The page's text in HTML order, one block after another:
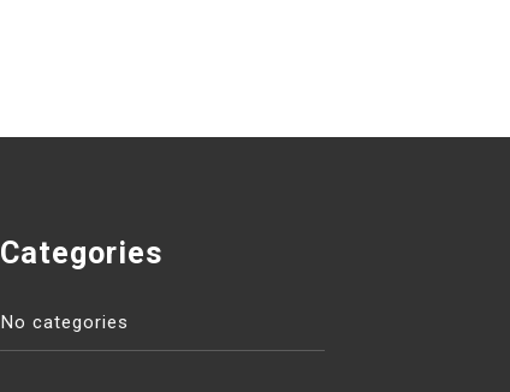
Categories
No categories